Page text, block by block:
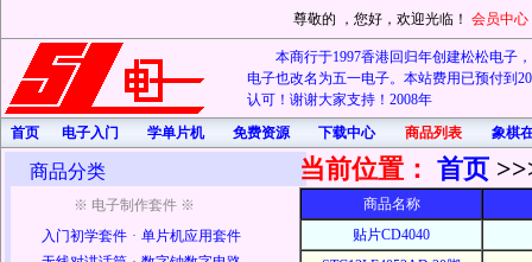
尊敬的 ，您好，欢迎光临！ 会员中心
本商行于1997香港回归年创建松松电子
电子也改名为五一电子。本站费用已预付到
认可！谢谢大家支持！2008年
首页
电子入门 学单片机 免费资源 下载中心 商品列表 象棋
商品分类
※ 电子制作套件 ※
入门初学套件 · 单片机应用套件
当前位置： 首页
商品名称
贴片CD4040